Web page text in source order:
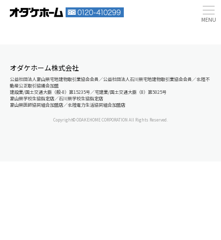
オダケホーム株式会社
公益社団法人富山県宅地建物取引業協会会員／公益社団法人石川県宅地建物取引業協会会員／北陸不
動産公正取引協議会加盟
建設業/国土交通大臣（般-8）第15235号／宅建業/国土交通大臣（8）第5025号
富山県学校生協指定店／石川県学校生協指定店
富山県医師協同組合加盟店／北陸電力生活協同組合加盟店
Copyright© ODAKEHOME CORPORATION All Rights Reserved.